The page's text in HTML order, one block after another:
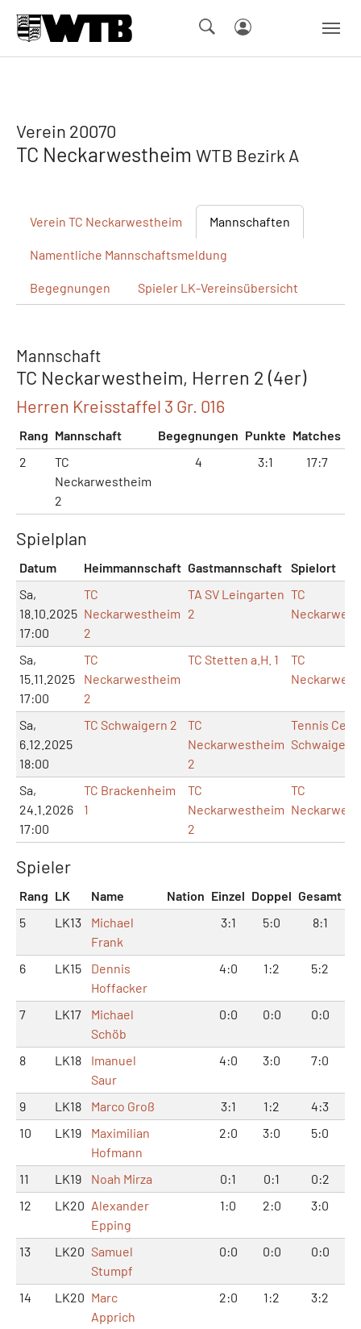
Verein 20070
TC Neckarwestheim WTB Bezirk A
Verein TC Neckarwestheim Mannschaften
Namentliche Mannschaftsmeldung
Begegnungen Spieler LK-Vereinsübersicht
Mannschaft
TC Neckarwestheim, Herren 2 (4er)
Herren Kreisstaffel 3 Gr. 016
Rang Mannschaft Begegnungen Punkte Matches
2
TC
Neckarwestheim
2
4 3:1 17:7
Spielplan
Datum Heimmannschaft Gastmannschaft Spielort
Sa,
18.10.2025
17:00
TC
Neckarwestheim
2
TA SV Leingarten
2
TC
Sa,
15.11.2025
17:00
TC
Neckarwestheim
2
TC Stetten a.H. 1
TC
Sa,
6.12.2025
18:00
TC Schwaigern 2
TC
Neckarwestheim
2
Tennis
Schwaigern
Sa,
24.1.2026
17:00
TC Brackenheim
1
TC
Neckarwestheim
2
TC
Spieler
Rang LK Name Nation Einzel Doppel Gesamt
5
LK13
Michael
Frank
3:1 5:0 8:1
6 LK15
Dennis
Hoffacker
4:0 1:2 5:2
7 LK17
Michael
Schöb
0:0 0:0 0:0
8 LK18
Imanuel
Saur
4:0 3:0 7:0
9 LK18 Marco Groß 3:1 1:2
4:3
10
LK19
Maximilian
Hofmann
2:0 3:0 5:0
11 LK19 Noah Mirza 0:1 0:1
0:2
12
LK20 Alexander
Epping
1:0 2:0 3:0
13 LK20 Samuel
Stumpf
0:0 0:0 0:0
14 LK20 Marc
Apprich
2:0 1:2 3:2